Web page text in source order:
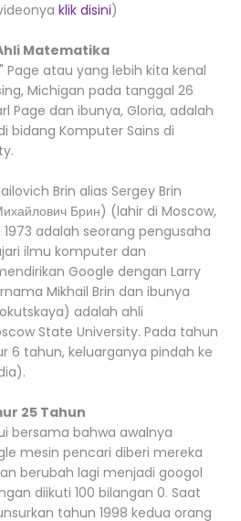
klik disini)
Matematika
Page atau yang lebih kita kenal
Michigan pada tanggal 26
Page dan ibunya, Gloria, adalah
bidang Komputer Sains di
Brin alias Sergey Brin
Брин) (lahir di Moscow,
1973 adalah seorang pengusaha
ilmu komputer dan
Google dengan Larry
Mikhail Brin dan ibunya
adalah ahli
State University. Pada tahun
6 tahun, keluarganya pindah ke
25 Tahun
bersama bahwa awalnya
mesin pencari diberi mereka
berubah lagi menjadi googol
diikuti 100 bilangan 0. Saat
tahun 1998 kedua orang